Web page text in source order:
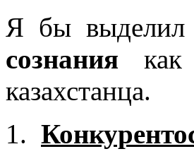
Я бы выделил
сознания как
казахстанца.